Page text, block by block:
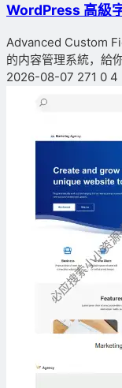
WordPress 高級
Advanced Custom
的内容管理系統，給
2026-08-07 271 0 4